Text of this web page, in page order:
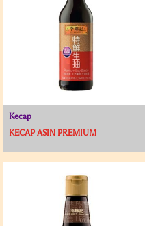
Kecap
KECAP ASIN PREMIUM